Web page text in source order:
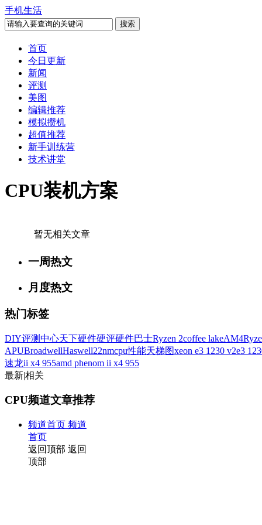
手机生活
首页
今日更新
新闻
评测
美图
编辑推荐
模拟攒机
超值推荐
新手训练营
技术讲堂
CPU装机方案
暂无相关文章
一周热文
月度热文
热门标签
DIY评测中心天下硬件硬评硬件巴士Ryzen 2coffee lakeAM4
APUBroadwellHaswell22nmcpu性能天梯图xeon e3 1230 v2e3
速龙ii x4 955amd phenom ii x4 955
最新|相关
CPU频道文章推荐
频道首页 频道
首页
返回顶部 返回
顶部